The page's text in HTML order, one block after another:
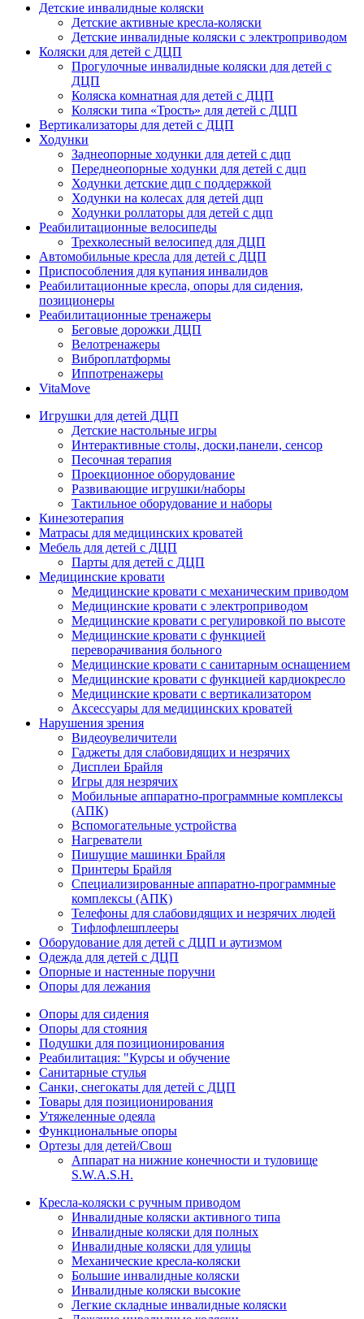
Детские инвалидные коляски
Детские активные кресла-коляски
Детские инвалидные коляски с электроприводом
Коляски для детей с ДЦП
Прогулочные инвалидные коляски для детей с
ДЦП
Коляска комнатная для детей с ДЦП
Коляски типа «Трость» для детей с ДЦП
Вертикализаторы для детей с ДЦП
Ходунки
Заднеопорные ходунки для детей с дцп
Переднеопорные ходунки для детей с дцп
Ходунки детские дцп с поддержкой
Ходунки на колесах для детей дцп
Ходунки роллаторы для детей с дцп
Реабилитационные велосипеды
Трехколесный велосипед для ДЦП
Автомобильные кресла для детей с ДЦП
Приспособления для купания инвалидов
Реабилитационные кресла, опоры для сидения,
позиционеры
Реабилитационные тренажеры
Беговые дорожки ДЦП
Велотренажеры
Виброплатформы
Иппотренажеры
VitaMove
Игрушки для детей ДЦП
Детские настольные игры
Интерактивные столы, доски,панели, сенсор
Песочная терапия
Проекционное оборудование
Развивающие игрушки/наборы
Тактильное оборудование и наборы
Кинезотерапия
Матрасы для медицинских кроватей
Мебель для детей с ДЦП
Парты для детей с ДЦП
Медицинские кровати
Медицинские кровати с механическим приводом
Медицинские кровати с электроприводом
Медицинские кровати с регулировкой по высоте
Медицинские кровати с функцией
переворачивания больного
Медицинские кровати с санитарным оснащением
Медицинские кровати с функцией кардиокресло
Медицинские кровати с вертикализатором
Аксессуары для медицинских кроватей
Нарушения зрения
Видеоувеличители
Гаджеты для слабовидящих и незрячих
Дисплеи Брайля
Игры для незрячих
Мобильные аппаратно-программные комплексы
(АПК)
Вспомогательные устройства
Нагреватели
Пишущие машинки Брайля
Принтеры Брайля
Специализированные аппаратно-программные
комплексы (АПК)
Телефоны для слабовидящих и незрячих людей
Тифлофлешплееры
Оборудование для детей с ДЦП и аутизмом
Одежда для детей с ДЦП
Опорные и настенные поручни
Опоры для лежания
Опоры для сидения
Опоры для стояния
Подушки для позиционирования
Реабилитация: "Курсы и обучение
Санитарные стулья
Санки, снегокаты для детей с ДЦП
Товары для позиционирования
Утяжеленные одеяла
Функциональные опоры
Ортезы для детей/Свош
Аппарат на нижние конечности и туловище
S.W.A.S.H.
Кресла-коляски с ручным приводом
Инвалидные коляски активного типа
Инвалидные коляски для полных
Инвалидные коляски для улицы
Механические кресла-коляски
Большие инвалидные коляски
Инвалидные коляски высокие
Легкие складные инвалидные коляски